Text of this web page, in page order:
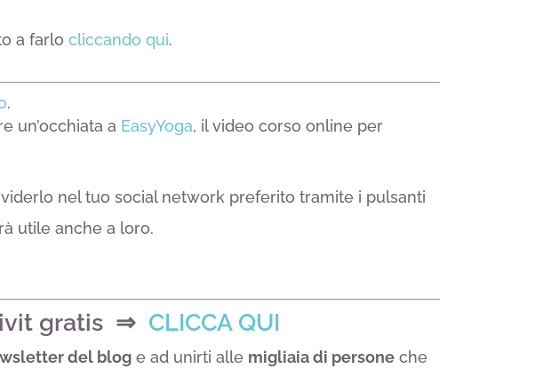
a farlocliccando qui.
.
un’occhiata a EasyYoga, il video corso online per
nel tuo social network preferito tramite i pulsanti
utile anche a loro.
gratis ⇒ CLICCA QUI
del blog e ad unirti alle migliaia di persone che